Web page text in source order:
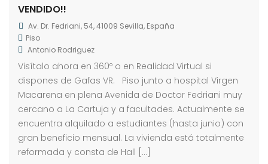
VENDIDO!!
Av. Dr. Fedriani, 54, 41009 Sevilla, España
Piso
Antonio Rodriguez
Visítalo ahora en 360º o en Realidad Virtual si
dispones de Gafas VR. Piso junto a hospital Virgen
Macarena en plena Avenida de Doctor Fedriani muy
cercano a La Cartuja y a facultades. Actualmente se
encuentra alquilado a estudiantes (hasta junio) con
gran beneficio mensual. La vivienda está totalmente
reformada y consta de Hall […]